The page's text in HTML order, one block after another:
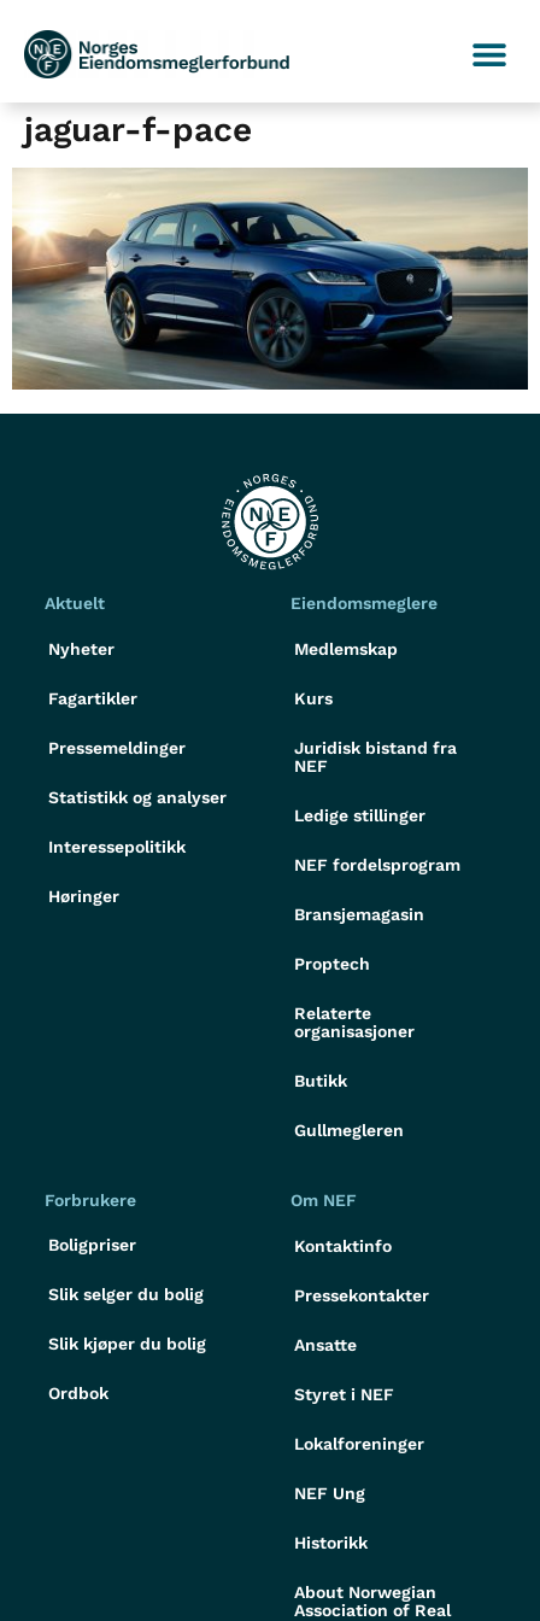
jaguar-f-pace
Aktuelt
Nyheter
Fagartikler
Pressemeldinger
Statistikk og analyser
Interessepolitikk
Høringer
Eiendomsmeglere
Medlemskap
Kurs
Juridisk bistand fra
NEF
Ledige stillinger
NEF fordelsprogram
Bransjemagasin
Proptech
Relaterte
organisasjoner
Butikk
Gullmegleren
Forbrukere
Boligpriser
Slik selger du bolig
Slik kjøper du bolig
Ordbok
Om NEF
Kontaktinfo
Pressekontakter
Ansatte
Styret i NEF
Lokalforeninger
NEF Ung
Historikk
About Norwegian
Association of Real